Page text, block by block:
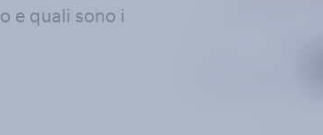
e quali sono i